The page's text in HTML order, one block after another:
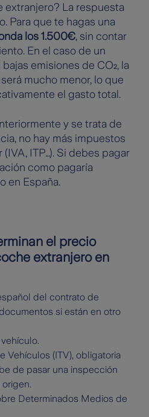
extranjero? La respuesta
Para que te hagas una
los 1.500€, sin contar
En el caso de un
emisiones de CO₂, la
mucho menor, lo que
el gasto total.
y se trata de
no hay más impuestos
ITP…). Si debes pagar
como pagaría
en España.
el precio
extranjero en
del contrato de
si están en otro
Vehículos (ITV), obligatoria
de pasar una inspección
Determinados Medios de